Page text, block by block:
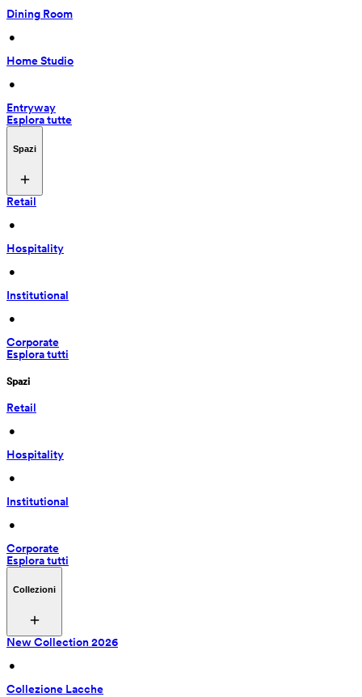
Dining Room
•
Home Studio
•
Entryway
Esplora tutte
Spazi
Retail
•
Hospitality
•
Institutional
•
Corporate
Esplora tutti
Spazi
Retail
•
Hospitality
•
Institutional
•
Corporate
Esplora tutti
Collezioni
New Collection 2026
•
Collezione Lacche